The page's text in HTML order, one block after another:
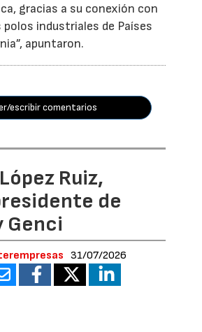
gracias a su conexión con
polos industriales de Países
apuntaron.
escribir comentarios
Ruiz,
de
Genci
31/07/2026